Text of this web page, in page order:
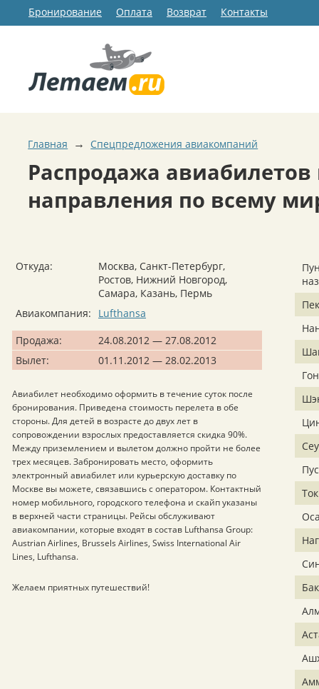
Бронирование Оплата Возврат Контакты
Главная → Спецпредложения авиакомпаний
Распродажа авиабилетов
направления по всему
Откуда:
Москва, Санкт-Петербург,
Ростов, Нижний Новгород,
Самара, Казань, Пермь
Авиакомпания:
Lufthansa
Продажа:
24.08.2012 — 27.08.2012
Вылет:
01.11.2012 — 28.02.2013
Авиабилет необходимо оформить в течение суток после
бронирования. Приведена стоимость перелета в обе
стороны. Для детей в возрасте до двух лет в
сопровождении взрослых предоставляется скидка 90%.
Между приземлением и вылетом должно пройти не более
трех месяцев. Забронировать место, оформить
электронный авиабилет или курьерскую доставку по
Москве вы можете, связавшись с оператором. Контактный
номер мобильного, городского телефона и скайп указаны
в верхней части страницы. Рейсы обслуживают
авиакомпании, которые входят в состав Lufthansa Group:
Austrian Airlines, Brussels Airlines, Swiss International Air
Lines, Lufthansa.
Желаем приятных путешествий!